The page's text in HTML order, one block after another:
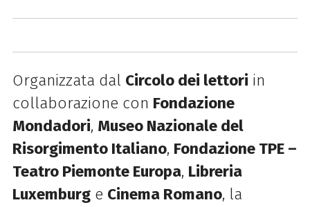
Organizzata dal Circolo dei lettori in
collaborazione con Fondazione
Mondadori, Museo Nazionale del
Risorgimento Italiano, Fondazione TPE –
Teatro Piemonte Europa, Libreria
Luxemburge Cinema Romano, la